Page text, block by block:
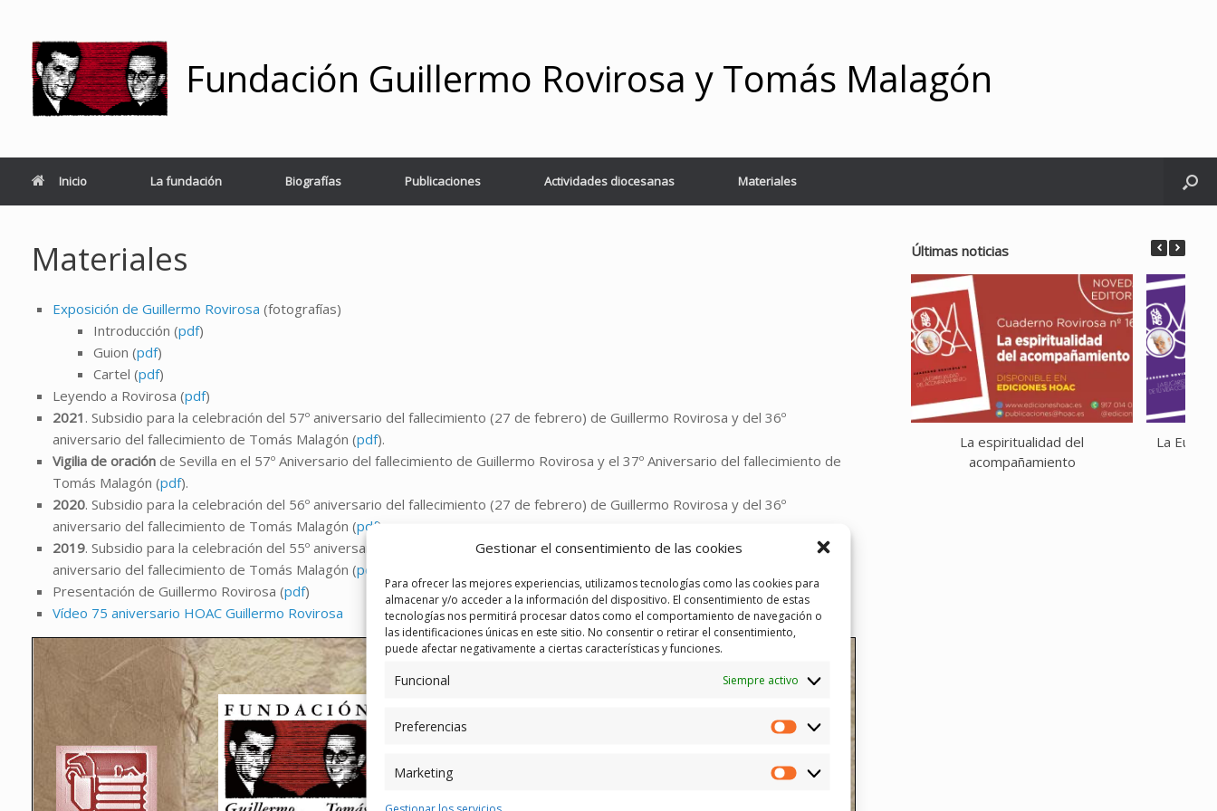
Gestionar el consentimiento de las cookies
Para ofrecer las mejores experiencias, utilizamos tecnologías como las cookies para
almacenar y/o acceder a la información del dispositivo. El consentimiento de estas
tecnologías nos permitirá procesar datos como el comportamiento de navegación o
las identificaciones únicas en este sitio. No consentir o retirar el consentimiento,
puede afectar negativamente a ciertas características y funciones.
Funcional Siempre activo
Preferencias Preferencias
Marketing Marketing
contenido
Fundación Guillermo Rovirosa y Tomás Malagón
Inicio La fundación Biografías Publicaciones Actividades diocesanas Materiales
Materiales
Exposición de Guillermo Rovirosa (fotografías)
Introducción (pdf)
Guion (pdf)
Cartel (pdf)
Leyendo a Rovirosa (pdf)
2021 . Subsidio para la celebración del 57º aniversario del fallecimiento (27 de febrero) de Guillermo Rovirosa y del 36º
aniversario del fallecimiento de Tomás Malagón (pdf).
Vigilia de oraciónde Sevilla en el 57º Aniversario del fallecimiento de Guillermo Rovirosa y el 37º Aniversario del fallecimiento de
Tomás Malagón (pdf).
2020. Subsidio para la celebración del 56º aniversario del fallecimiento (27 de febrero) de Guillermo Rovirosa y del 36º
aniversario del fallecimiento de Tomás Malagón (pdf)
2019. Subsidio para la celebración del 55º aniversario del fallecimiento (27 de febrero) de Guillermo Rovirosa y del 35º
aniversario del fallecimiento de Tomás Malagón (pdf
Presentación de Guillermo Rovirosa (pdf)
Vídeo 75 aniversario HOAC Guillermo Rovirosa
Últimas noticias
La espiritualidad del
acompañamiento
La